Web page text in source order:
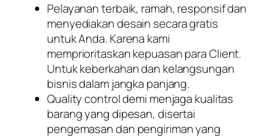
Pelayanan terbaik, ramah, responsif dan
menyediakan desain secara gratis
untuk Anda. Karena kami
memprioritaskan kepuasan para Client.
Untuk keberkahan dan kelangsungan
bisnis dalam jangka panjang.
Quality control demi menjaga kualitas
barang yang dipesan, disertai
pengemasan dan pengiriman yang